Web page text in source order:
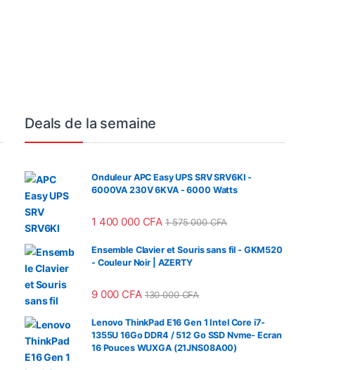
Deals de la semaine
Onduleur APC Easy UPS SRV SRV6KI -
6000VA 230V 6KVA - 6000 Watts
1 400 000 CFA 1 575 000CFA
Ensemble Clavier et Souris sans fil - GKM520
- Couleur Noir | AZERTY
9 000 CFA 130 000CFA
Lenovo ThinkPad E16 Gen 1 Intel Core i7-
1355U 16Go DDR4 / 512 Go SSD Nvme- Ecran
16 Pouces WUXGA (21JNS08A00)